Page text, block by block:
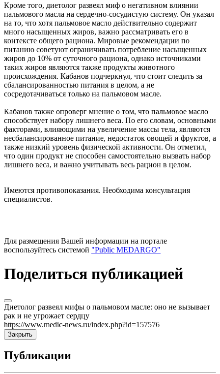
Кроме того, диетолог развеял миф о негативном влиянии
пальмового масла на сердечно-сосудистую систему. Он указал
на то, что хотя пальмовое масло действительно содержит
много насыщенных жиров, важно рассматривать его в
контексте общего рациона. Мировые рекомендации по
питанию советуют ограничивать потребление насыщенных
жиров до 10% от суточного рациона, однако источниками
таких жиров являются также продукты животного
происхождения. Кабанов подчеркнул, что стоит следить за
сбалансированностью питания в целом, а не
сосредотачиваться только на пальмовом масле.
Кабанов также опроверг мнение о том, что пальмовое масло
способствует набору лишнего веса. По его словам, основными
факторами, влияющими на увеличение массы тела, являются
несбалансированное питание, недостаток овощей и фруктов, а
также низкий уровень физической активности. Он отметил,
что один продукт не способен самостоятельно вызвать набор
лишнего веса, и важно учитывать весь рацион в целом.
Имеются противопоказания. Необходима консультация
специалистов.
Для размещения Вашей информации на портале
воспользуйтесь системой "Public MEDARGO"
Поделиться публикацией
Диетолог развеял мифы о пальмовом масле: оно не вызывает
рак и не угрожает сердцу
https://www.medic-news.ru/index.php?id=157576
Закрыть
Публикации